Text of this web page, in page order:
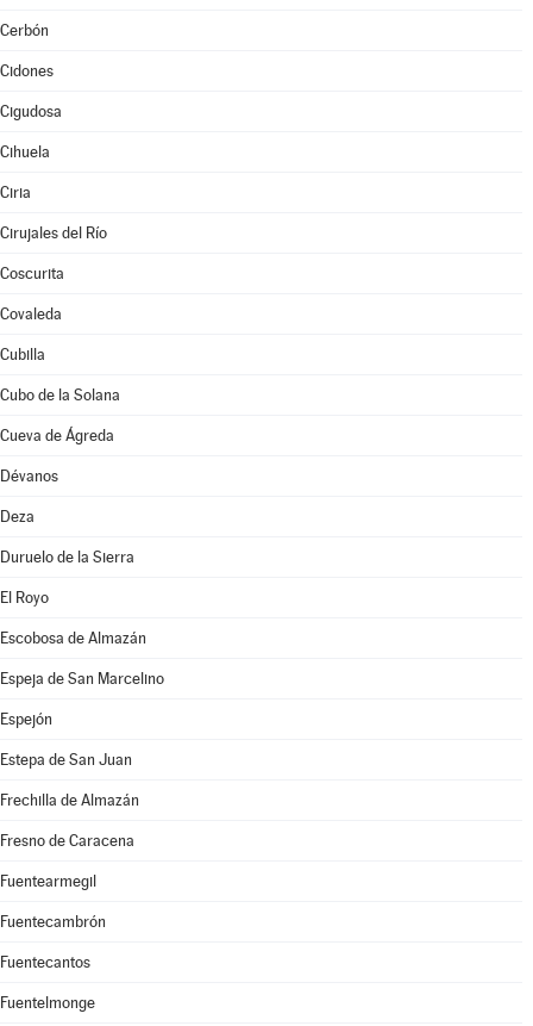
Cerbón
Cidones
Cigudosa
Cihuela
Ciria
Cirujales del Río
Coscurita
Covaleda
Cubilla
Cubo de la Solana
Cueva de Ágreda
Dévanos
Deza
Duruelo de la Sierra
El Royo
Escobosa de Almazán
Espeja de San Marcelino
Espejón
Estepa de San Juan
Frechilla de Almazán
Fresno de Caracena
Fuentearmegil
Fuentecambrón
Fuentecantos
Fuentelmonge